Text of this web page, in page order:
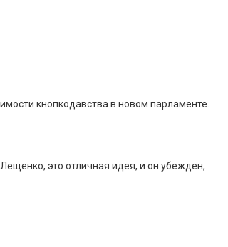
кнопкодавства в новом парламенте.
это отличная идея, и он убежден,